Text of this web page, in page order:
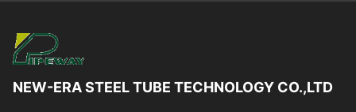
NEW-ERA STEEL TUBE TECHNOLOGY CO.,LTD